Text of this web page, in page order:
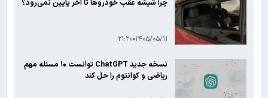
چرا شیشه عقب خودروها تا آخر پایین نمی‌رود؟
۱۴۰۵/۰۵/۱۱ ۲۱:۲۰
نسخه جدید ChatGPT توانست ۱۰ مسئله مهم
ریاضی و کوانتوم را حل کند